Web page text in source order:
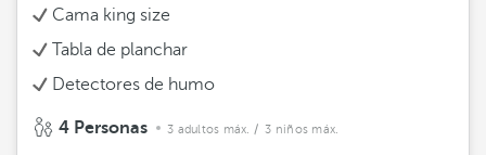
Cama king size
Tabla de planchar
Detectores de humo
4 Personas 3 adultos máx. / 3 niños máx.